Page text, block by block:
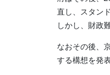
直し、スタン
しかし、財政
なおその後、
する構想を発